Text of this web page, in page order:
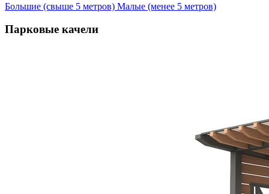
Большие (свыше 5 метров) Малые (менее 5 метров)
Парковые качели